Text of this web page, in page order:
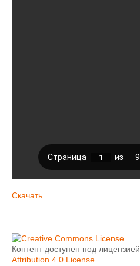
Скачать
Контент доступен под лицензией
Attribution 4.0 License